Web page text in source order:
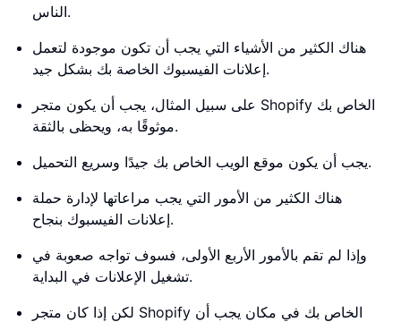
الناس.
هناك الكثير من الأشياء التي يجب أن تكون موجودة لتعمل
إعلانات الفيسبوك الخاصة بك بشكل جيد.
على سبيل المثال، يجب أن يكون متجر Shopify الخاص بك
موثوقًا به، ويحظى بالثقة.
يجب أن يكون موقع الويب الخاص بك جيدًا وسريع التحميل.
هناك الكثير من الأمور التي يجب مراعاتها لإدارة حملة
إعلانات الفيسبوك بنجاح.
وإذا لم تقم بالأمور الأربع الأولى، فسوف تواجه صعوبة في
تشغيل الإعلانات في البداية.
لكن إذا كان متجر Shopify الخاص بك في مكان يجب أن